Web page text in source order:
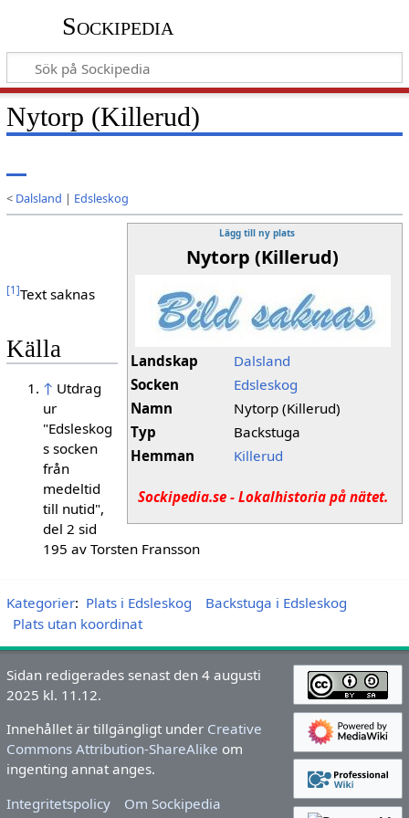
Sockipedia
Nytorp (Killerud)
< Dalsland | Edsleskog
Lägg till ny plats
Nytorp (Killerud)
Landskap
Dalsland
Socken
Edsleskog
Namn
Nytorp (Killerud)
Typ
Backstuga
Hemman
Killerud
Sockipedia.se - Lokalhistoria på nätet.
[1 ]Text saknas
Källa
↑ Utdrag
ur
"Edsleskog
s socken
från
medeltid
till nutid",
del 2 sid
195 av Torsten Fransson
Kategorier: Plats i Edsleskog
Backstuga i Edsleskog
Plats utan koordinat
Sidan redigerades senast den 4 augusti
2025 kl. 11.12.
Innehållet är tillgängligt under Creative
Commons Attribution-ShareAlike om
ingenting annat anges.
Integritetspolicy
Om Sockipedia